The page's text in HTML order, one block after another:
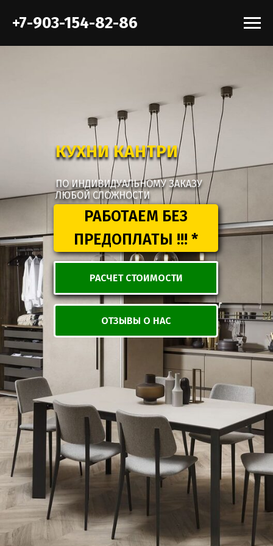
+7-903-154-82-86
КУХНИ КАНТРИ
ПО ИНДИВИДУАЛЬНОМУ ЗАКАЗУ
ЛЮБОЙ СЛОЖНОСТИ
ОТЗЫВЫ О НАС
РАСЧЕТ СТОИМОСТИ
РАБОТАЕМ БЕЗ
ПРЕДОПЛАТЫ !!! *